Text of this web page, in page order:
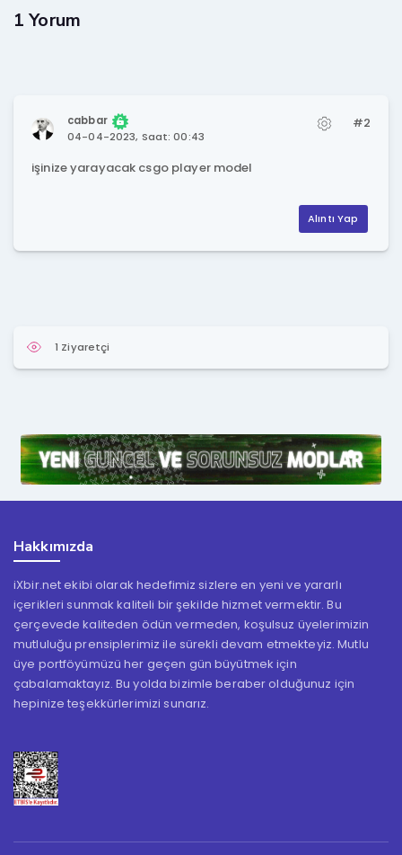
1 Yorum
cabbar
04-04-2023, Saat: 00:43
#2
işinize yarayacak csgo player model
Alıntı Yap
1 Ziyaretçi
Hakkımızda
iXbir.net ekibi olarak hedefimiz sizlere en yeni ve yararlı
içerikleri sunmak kaliteli bir şekilde hizmet vermektir. Bu
çerçevede kaliteden ödün vermeden, koşulsuz üyelerimizin
mutluluğu prensiplerimiz ile sürekli devam etmekteyiz. Mutlu
üye portföyümüzü her geçen gün büyütmek için
çabalamaktayız. Bu yolda bizimle beraber olduğunuz için
hepinize teşekkürlerimizi sunarız.